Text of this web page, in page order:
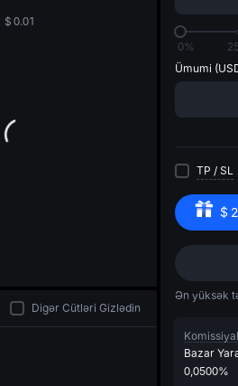
$ 0.01
0%
Ümumi
TP / SL
$
Ən yüksək
Bazar
0,0500%
Digər Cütləri Gizlədin